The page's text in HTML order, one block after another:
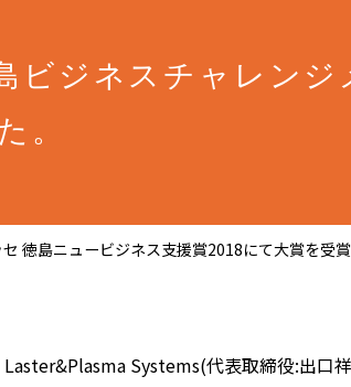
ビジネスチャレン
。
徳島ニュービジネス支援賞2018にて大賞を受賞
Systems(代表取締役:出口